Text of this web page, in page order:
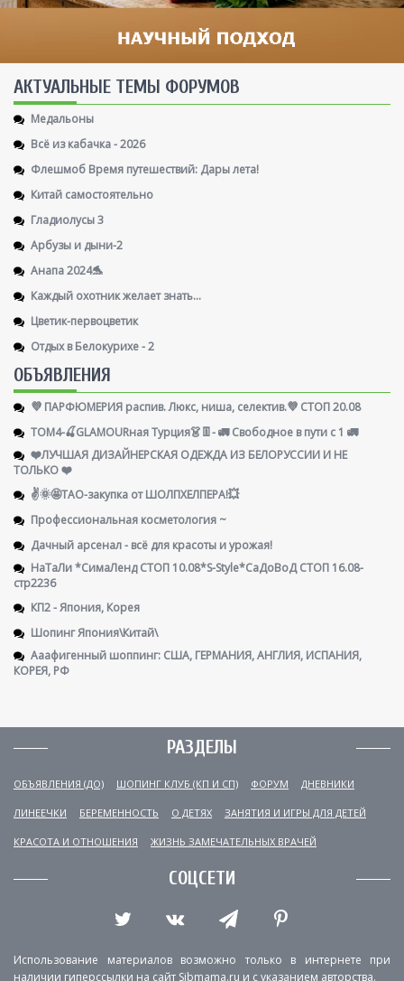
AКТУАЛЬНЫЕ ТЕМЫ ФОРУМОВ
Медальоны
Всё из кабачка - 2026
Флешмоб Время путешествий: Дары лета!
Китай самостоятельно
Гладиолусы 3
Арбузы и дыни-2
Анапа 2024🐬
Каждый охотник желает знать...
Цветик-первоцветик
Отдых в Белокурихе - 2
ОБЪЯВЛЕНИЯ
💜 ПАРФЮМЕРИЯ распив. Люкс, ниша, селектив.💜 СТОП 20.08
ТОМ4-🍒GLAMOURная Турция👗👖- 🚛 Свободное в пути с 1 🚛
❤️ЛУЧШАЯ ДИЗАЙНЕРСКАЯ ОДЕЖДА ИЗ БЕЛОРУССИИ И НЕ
ТОЛЬКО ❤️
✌️🌞🤩ТАО-закупка от ШОЛПХЕЛПЕРА!💥
Профессиональная косметология ~
Дачный арсенал - всё для красоты и урожая!
НаТаЛи *СимаЛенд СТОП 10.08*S-Style*СаДоВоД СТОП 16.08-
стр2236
КП2 - Япония, Корея
Шопинг Япония\Китай\
Ааафигенный шоппинг: США, ГЕРМАНИЯ, АНГЛИЯ, ИСПАНИЯ,
КОРЕЯ, РФ
РАЗДЕЛЫ
ОБЪЯВЛЕНИЯ (ДО) ШОПИНГ КЛУБ (КП И СП) ФОРУМ ДНЕВНИКИ
ЛИНЕЕЧКИ БЕРЕМЕННОСТЬ О ДЕТЯХ ЗАНЯТИЯ И ИГРЫ ДЛЯ ДЕТЕЙ
КРАСОТА И ОТНОШЕНИЯ ЖИЗНЬ ЗАМЕЧАТЕЛЬНЫХ ВРАЧЕЙ
СОЦСЕТИ
Использование материалов возможно только в интернете при
наличии гиперссылки на сайт Sibmama.ru и с указанием авторства.